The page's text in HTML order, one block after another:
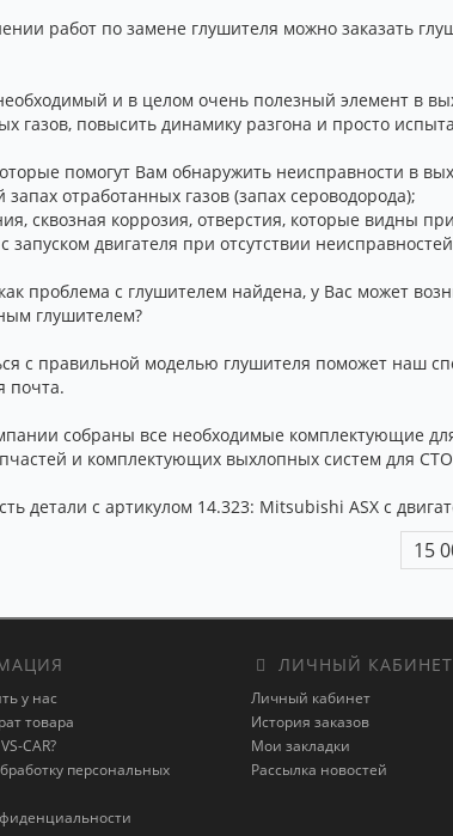
работ по замене глушителя можно заказать
и в целом очень полезный элемент в
газов, повысить динамику разгона и просто
помогут Вам обнаружить неисправности в
отработанных газов (запах сероводорода);
сквозная коррозия, отверстия, которые видны
запуском двигателя при отсутствии
проблема с глушителем найдена, у Вас может
глушителем?
с правильной моделью глушителя поможет наш
почта.
собраны все необходимые комплектующие
и комплектующих выхлопных систем для
детали с артикулом 14.323: Mitsubishi ASX с
15
у нас
товара
CAR?
персональных
ЛИЧНЫЙ КАБИНЕТ
Личный кабинет
История заказов
Мои закладки
Рассылка новостей